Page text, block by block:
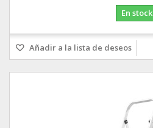
En stock
Añadir a la lista de deseos